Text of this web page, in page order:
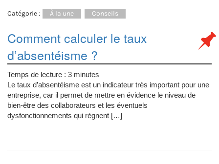
Catégorie : À la une Conseils
Comment calculer le taux
d’absentéisme ?
Temps de lecture : 3 minutes
Le taux d’absentéisme est un indicateur très important pour une
entreprise, car il permet de mettre en évidence le niveau de
bien-être des collaborateurs et les éventuels
dysfonctionnements qui règnent […]